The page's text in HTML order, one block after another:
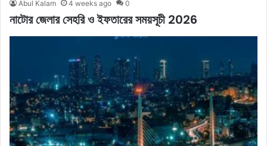
Abul Kalam 4 weeks ago 0
নাটোর জেলার সেহরি ও ইফতারের সময়সূচী 2026